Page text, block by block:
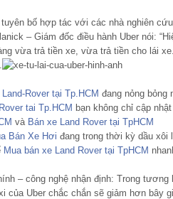
bố hợp tác với các nhà nghiên
– Giám đốc điều hành Uber nói:
vừa trả tiền xe, vừa trả tiền cho lái
Rover tại Tp.HCM đang nỏng bỏng
tai Tp.HCM bạn không chỉ cập
và Bán xe Land Rover tại TpHCM
Bán Xe Hơi đang trong thời kỳ dầu xôi
Mua bán xe Land Rover tại TpHCM
– công nghệ nhận định: Trong
Uber chắc chắn sẽ giảm hơn bây